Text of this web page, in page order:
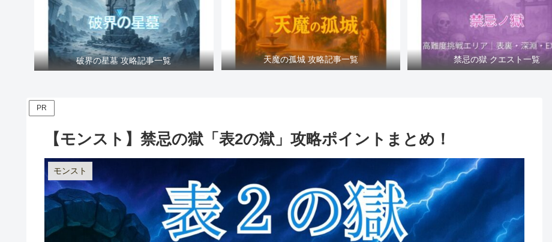
破界の星墓 攻略記事一覧 天魔の孤城 攻略記事一覧 禁忌の獄 クエスト一覧
PR
【モンスト】禁忌の獄「表2の獄」攻略ポイントまとめ！
モンスト